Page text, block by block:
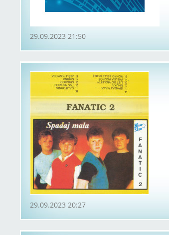
29.09.2023 21:50
29.09.2023 20:27